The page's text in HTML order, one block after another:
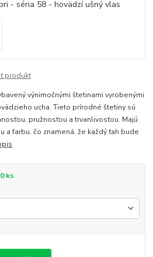
produkt
výnimočnými štetinami vyrobenými
ucha. Tieto prírodné štetiny sú
pružnosťou a trvanlivosťou. Majú
a farbu, čo znamená, že každý ťah bude
ks